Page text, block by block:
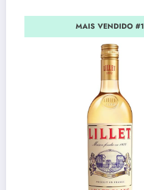
MAIS VENDIDO #1